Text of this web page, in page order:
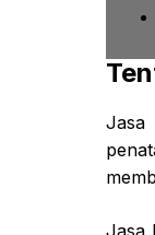
Jasa
Jasa